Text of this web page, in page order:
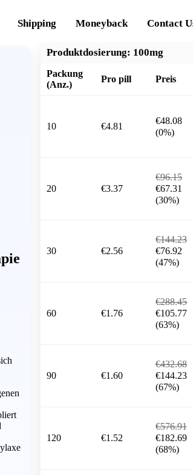
Shipping Moneyback Contact
Produktdosierung: 100mg
Packung
(Anz.)
Pro pill Preis
10 €4.81
€48.08
(0%)
20 €3.37
€96.15
€67.31
(30%)
30 €2.56
€144.23
€76.92
(47%)
60 €1.76
€288.45
€105.77
(63%)
90 €1.60
€432.68
€144.23
(67%)
120 €1.52
€576.91
€182.69
(68%)